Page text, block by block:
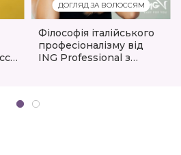
ДОГЛЯД ЗА ВОЛОССЯМ
Філософія італійського
професіоналізму від
ING Professional з